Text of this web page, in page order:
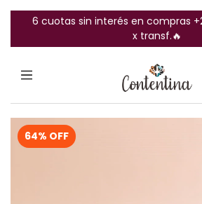
6 cuotas sin interés en compras
x transf.🔥
64% OFF